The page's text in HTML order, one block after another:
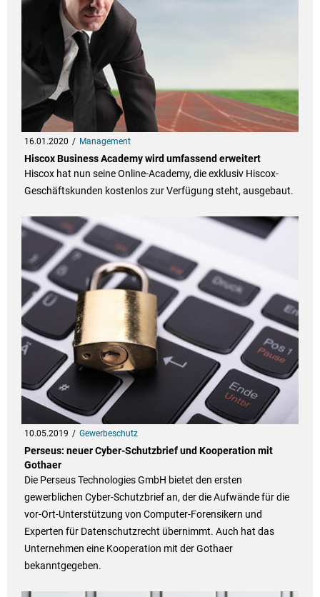
16.01.2020 Management
Hiscox Business Academy wird umfassend erweitert
Hiscox hat nun seine Online-Academy, die exklusiv Hiscox-
Geschäftskunden kostenlos zur Verfügung steht, ausgebaut.
10.05.2019 Gewerbeschutz
Perseus: neuer Cyber-Schutzbrief und Kooperation mit
Gothaer
Die Perseus Technologies GmbH bietet den ersten
gewerblichen Cyber-Schutzbrief an, der die Aufwände für die
vor-Ort-Unterstützung von Computer-Forensikern und
Experten für Datenschutzrecht übernimmt. Auch hat das
Unternehmen eine Kooperation mit der Gothaer
bekanntgegeben.